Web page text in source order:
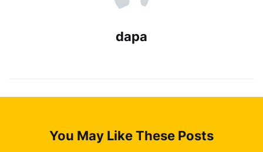
dapa
You May Like These Posts